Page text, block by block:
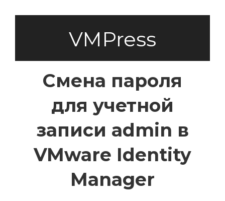
VMPress
Смена пароля
для учетной
записи admin в
VMware Identity
Manager